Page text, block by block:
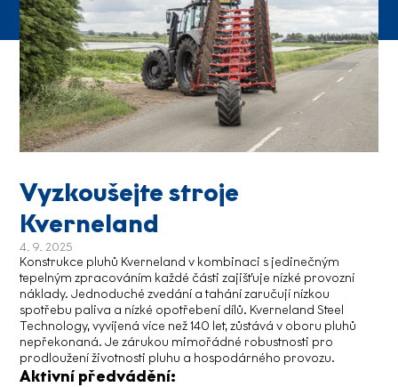
Vyzkoušejte stroje
Kverneland
4. 9. 2025
Konstrukce pluhů Kverneland v kombinaci s jedinečným
tepelným zpracováním každé části zajišťuje nízké provozní
náklady. Jednoduché zvedání a tahání zaručují nízkou
spotřebu paliva a nízké opotřebení dílů. Kverneland Steel
Technology, vyvíjená více než 140 let, zůstává v oboru pluhů
nepřekonaná. Je zárukou mimořádné robustnosti pro
prodloužení životnosti pluhu a hospodárného provozu.
Aktivní předvádění: